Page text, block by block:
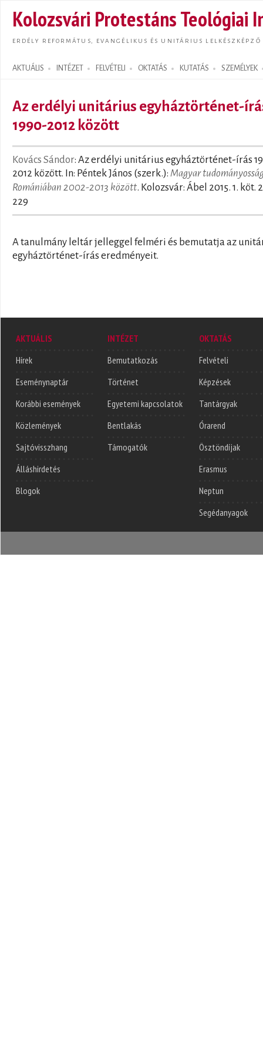
Kolozsvári Protestáns Teológiai
ERDÉLY REFORMÁTUS, EVANGÉLIKUS ÉS UNITÁRIUS LELKÉSZKÉPZŐ
AKTUÁLIS INTÉZET FELVÉTELI OKTATÁS KUTATÁS SZEMÉLYEK
Search form
Az erdélyi unitárius egyháztörténet-
1990-2012 között
Kovács Sándor: Az erdélyi unitárius egyháztörténet-írás
2012 között. In: Péntek János (szerk.): Magyar
Romániában 2002-2013 között. Kolozsvár: Ábel 2015. 1. köt.
229
A tanulmány leltár jelleggel felméri és bemutatja az
egyháztörténet-írás eredményeit.
AKTUÁLIS
Hírek
Eseménynaptár
Korábbi események
Közlemények
Sajtóvisszhang
Álláshirdetés
Blogok
INTÉZET
Bemutatkozás
Történet
Egyetemi kapcsolatok
Bentlakás
Támogatók
OKTATÁS
Felvételi
Képzések
Tantárgyak
Órarend
Ösztöndíjak
Erasmus
Neptun
Segédanyagok